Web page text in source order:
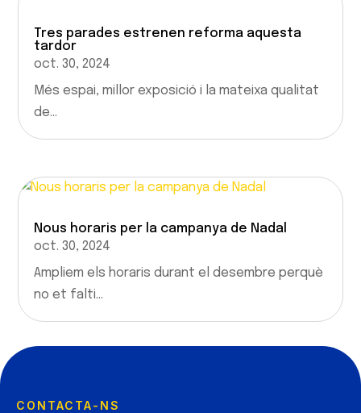
Tres parades estrenen reforma aquesta
tardor
oct. 30, 2024
Més espai, millor exposició i la mateixa qualitat
de...
Nous horaris per la campanya de Nadal
oct. 30, 2024
Ampliem els horaris durant el desembre perquè
no et falti...
CONTACTA-NS